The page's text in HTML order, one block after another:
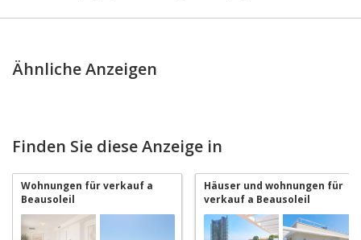
Ähnliche Anzeigen
Finden Sie diese Anzeige in
Wohnungen für verkauf a
Beausoleil
Häuser und wohnungen für
verkauf a Beausoleil